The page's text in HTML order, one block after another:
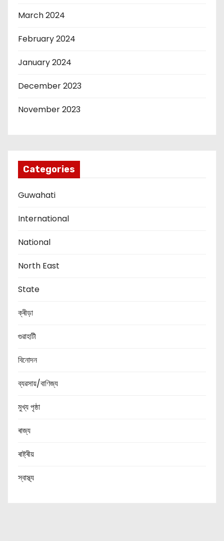
March 2024
February 2024
January 2024
December 2023
November 2023
Categories
Guwahati
International
National
North East
State
ক্ৰীড়া
গুৱাহাটী
বিনোদন
ব্যৱসায়/বাণিজ্য
মুখ্য পৃষ্ঠা
ৰাজ্য
ৰাষ্ট্ৰীয়
স্বাস্থ্য